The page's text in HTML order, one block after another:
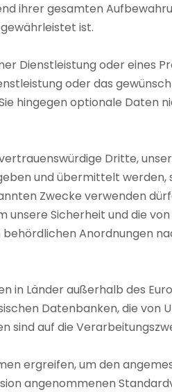
ihrer gesamten
ist.
Dienstleistung oder eines
oder das
hingegen optionale Daten
Dritte,
und übermittelt werden,
Zwecke verwenden
Sicherheit und die
Anordnungen
in Länder außerhalb des
Datenbanken, die von
sind auf die
ergreifen, um den
angenommenen